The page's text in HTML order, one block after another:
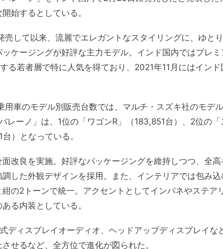
始するとしている。
売して以来、流麗でエレガントなスタイリングに、ゆと
ケージングが好評な主力モデル。インド国内ではプレミ
る若者層で特に人気を得ており、2021年11月にはインド
用車のモデル別販売台数では、マルチ・スズキ社のモデ
レーノ」は、1位の「ワゴンR」（183,851台）、2位の「
）となっている。
改良を実施。好評なパッケージングを維持しつつ、全
した外観デザインを採用。また、インテリアでは包み
の2トーンで統一。アクセントとしてインパネやステア
る内装としている。
ディスプレイオーディオ、ヘッドアップディスプレイな
せるなど、全方位で進化が図られた。